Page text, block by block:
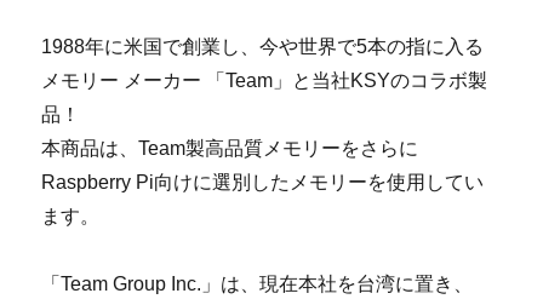
1988年に米国で創業し、今や世界で5本の指に入る
メモリー メーカー 「Team」と当社KSYのコラボ製
品！
本商品は、Team製高品質メモリーをさらに
Raspberry Pi向けに選別したメモリーを使用してい
ます。
「Team Group Inc.」は、現在本社を台湾に置き、